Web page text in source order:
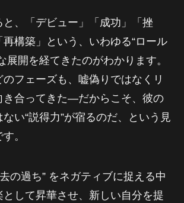
、「デビュー」「成功」「挫
構築」という、いわゆる“ロール
展開を経てきたのがわかります。
フェーズも、嘘偽りではなくリ
き合ってきた—だからこそ、彼の
い“説得力”が宿るのだ、という見
。
の過ち” をネガティブに捉える中
として昇華させ、新しい自分を提